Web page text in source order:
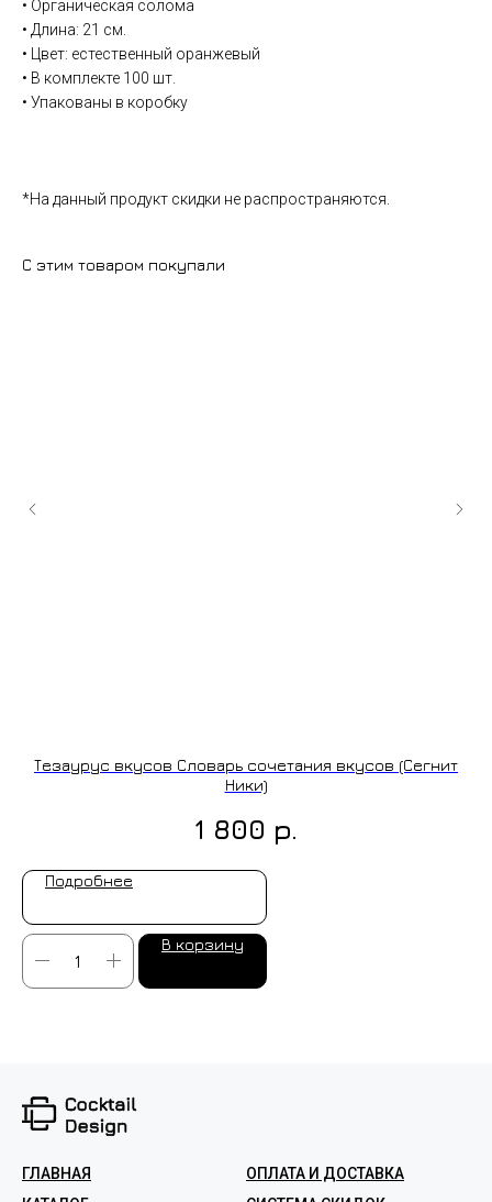
• Органическая солома
• Длина: 21 см.
• Цвет: естественный оранжевый
• В комплекте 100 шт.
• Упакованы в коробку
*На данный продукт скидки не распространяются.
С этим товаром покупали
Тезаурус вкусов Словарь сочетания вкусов (Сегнит
Ники)
1 800 р.
Подробнее
В корзину
ГЛАВНАЯ
ОПЛАТА И ДОСТАВКА